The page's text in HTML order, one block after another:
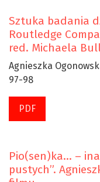
Sztuka badania
Routledge
red. Michaela
Agnieszka
97-98
PDF
Pio(sen)ka… –
pustych”.